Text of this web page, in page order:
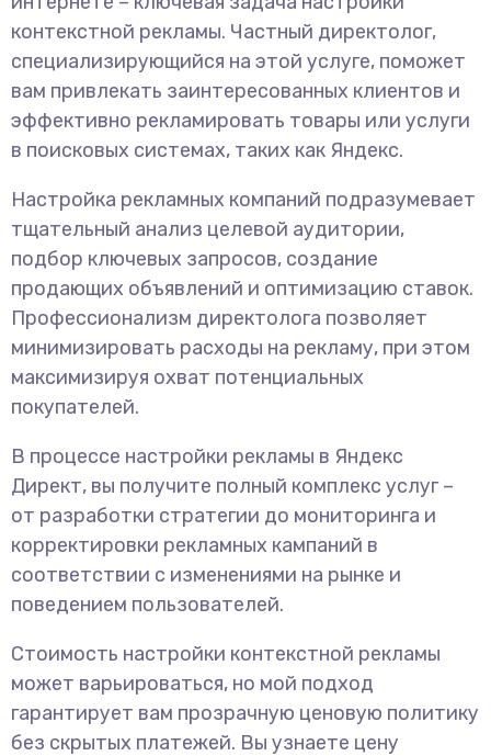
контекстной рекламы. Частный директолог,
специализирующийся на этой услуге, поможет
вам привлекать заинтересованных клиентов и
эффективно рекламировать товары или услуги
в поисковых системах, таких как Яндекс.
Настройка рекламных компаний подразумевает
тщательный анализ целевой аудитории,
подбор ключевых запросов, создание
продающих объявлений и оптимизацию ставок.
Профессионализм директолога позволяет
минимизировать расходы на рекламу, при этом
максимизируя охват потенциальных
покупателей.
В процессе настройки рекламы в Яндекс
Директ, вы получите полный комплекс услуг –
от разработки стратегии до мониторинга и
корректировки рекламных кампаний в
соответствии с изменениями на рынке и
поведением пользователей.
Стоимость настройки контекстной рекламы
может варьироваться, но мой подход
гарантирует вам прозрачную ценовую политику
без скрытых платежей. Вы узнаете цену